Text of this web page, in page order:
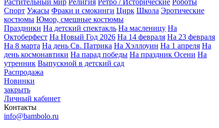
Растительный мир Религия Ретро / Исторические Роботы
Спорт Ужасы Фраки и смокинги Цирк Школа Эротические
костюмы Юмор, смешные костюмы
Праздники На детский спектакль На масленицу На
Октоберфест На Новый Год 2026 На 14 февраля На 23 февраля
На 8 марта На день Св. Патрика На Хэллоуин На 1 апреля На
день космонавтики На парад победы На праздник Осени На
утренник Выпускной в детский сад
Распродажа
Новинки
закрыть
Личный кабинет
Контакты
info@bambolo.ru